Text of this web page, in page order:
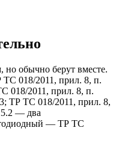
обычно берут вместе.
018/2011, прил. 8, п.
018/2011, прил. 8, п.
ТР ТС 018/2011, прил. 8,
— два
— ТР ТС